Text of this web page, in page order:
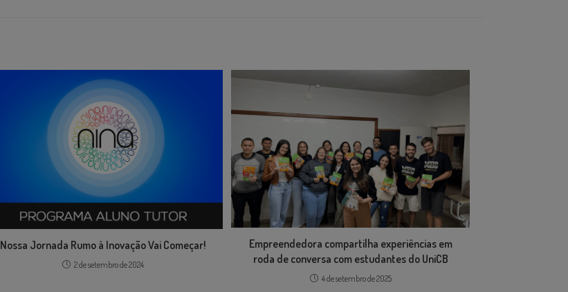
Nossa Jornada Rumo à Inovação Vai Começar!
2 de setembro de 2024
Empreendedora compartilha experiências em
roda de conversa com estudantes do UniCB
4 de setembro de 2025